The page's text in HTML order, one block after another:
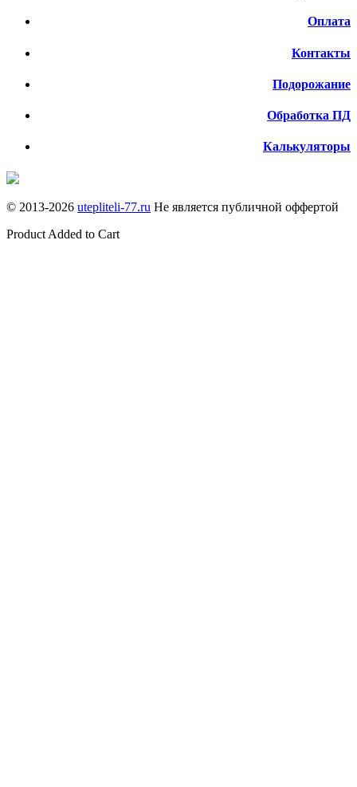
Оплата
Контакты
Подорожание
Обработка ПД
Калькуляторы
© 2013-2026 utepliteli-77.ru Не является публичной оффертой
Product Added to Cart